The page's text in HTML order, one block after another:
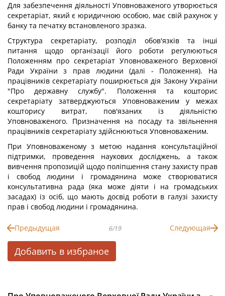
Для забезпечення діяльності Уповноваженого утворюється
секретаріат, який є юридичною особою, має свій рахунок у
банку та печатку встановленого зразка.
Структура секретаріату, розподіл обов'язків та інші
питання щодо організації його роботи регулюються
Положенням про секретаріат Уповноваженого Верховної
Ради України з прав людини (далі - Положення). На
працівників секретаріату поширюється дія Закону України
"Про державну службу". Положення та кошторис
секретаріату затверджуються Уповноваженим у межах
кошторису витрат, пов'язаних із діяльністю
Уповноваженого. Призначення на посаду та звільнення
працівників секретаріату здійснюються Уповноваженим.
При Уповноваженому з метою надання консультаційної
підтримки, проведення наукових досліджень, а також
вивчення пропозицій щодо поліпшення стану захисту прав
і свобод людини і громадянина може створюватися
консультативна рада (яка може діяти і на громадських
засадах) із осіб, що мають досвід роботи в галузі захисту
прав і свобод людини і громадянина.
Предыдущая 6/19 Следующая
Добавить в избраное